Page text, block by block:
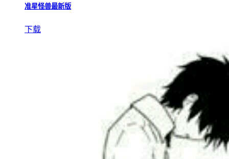
准星怪兽最新版
下载